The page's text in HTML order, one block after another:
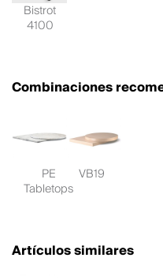
Bistrot
4100
Combinaciones
PE
Tabletops
VB19
Artículos similares